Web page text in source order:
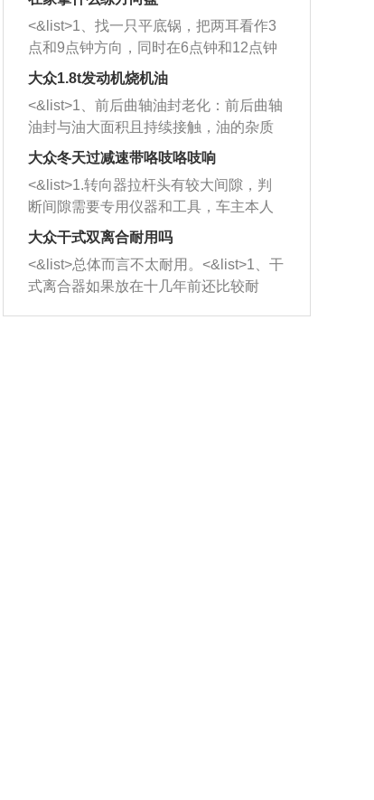
堵塞情况比较严重，也可以采取应急措
施。 <&list>2、直接利用木棍将所有的
杂物推到排气管里面的位置处，然后将
三元催化器拆解开，就可以将堵塞的东
西取出来。但如果是因为积碳过多引起
的堵塞，就需要将三元催化器泡在草酸
洗剂对堵塞的情况得到解决，将清洗剂
放在燃油箱中，与燃油混合后，车辆启
动时，就可以和汽油一起进入到燃烧
室，最后形成废气排出，就可以让三元
催化器得到清洗，排气管堵塞的情况就
能够得到解决。
<&list>1、找一只平底锅，把两耳看作3
点和9点钟方向，同时在6点钟和12点钟
方向做一个标记。 <&list>2、双手握住
一圈半的练习，往右同样也要打相同的
圈数。 <&list>3、最后强调要反复练
习，这样就可以形成肌肉记忆，在真实
驾驶车辆时，不需要记忆也能打好方
向。
大众1.8t发动机烧机油
<&list>1、前后曲轴油封老化：前后曲轴
油封与油大面积且持续接触，油的杂质
和发动机内持续温度变化使其密封效果
逐渐减弱，导致渗油或漏油。<&list>2、
活塞间隙过大：积碳会使活塞环与缸体
的间隙扩大，导致机油流入燃烧室中，
造成烧机油。<&list>3、机油粘度。使用
机油粘度过小的话，同样会有烧机油现
象，机油粘度过小具有很好的流动性，
大众冬天过减速带咯吱咯吱响
<&list>1.转向器拉杆头有较大间隙，判
断间隙需要专用仪器和工具，车主本人
无法制作，需要将车辆送到修理厂或4s
店；<&list>2.车辆半轴套管防尘罩破
裂，破裂后会出现漏油现象，使半轴磨
损严重，磨损的半轴容易损坏，产生异
响；<&list>3.稳定器的转向胶套和球头
大众干式双离合耐用吗
<&list>总体而言不太耐用。<&list>1、干
式离合器如果放在十几年前还比较耐